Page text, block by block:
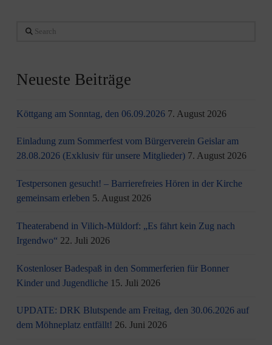
Search
Neueste Beiträge
Köttgang am Sonntag, den 06.09.2026 7. August 2026
Einladung zum Sommerfest vom Bürgerverein Geislar am
28.08.2026 (Exklusiv für unsere Mitglieder) 7. August 2026
Testpersonen gesucht! – Barrierefreies Hören in der Kirche
gemeinsam erleben 5. August 2026
Theaterabend in Vilich-Müldorf: „Es fährt kein Zug nach
Irgendwo“ 22. Juli 2026
Kostenloser Badespaß in den Sommerferien für Bonner
Kinder und Jugendliche 15. Juli 2026
UPDATE: DRK Blutspende am Freitag, den 30.06.2026 auf
dem Möhneplatz entfällt! 26. Juni 2026